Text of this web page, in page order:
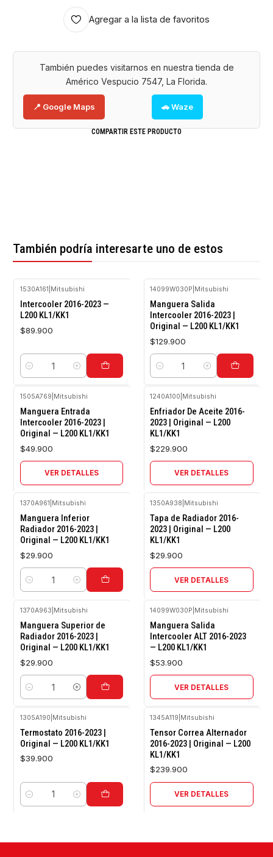
Agregar a la lista de favoritos
También puedes visitarnos en nuestra tienda de
Américo Vespucio 7547, La Florida.
📍 Google Maps 🚗 Waze
COMPARTIR ESTE PRODUCTO
También podría interesarte uno de estos
1530A161 Mitsubishi
Intercooler 2016-2023 —
L200 KL1/KK1
$89.900
Cantidad
14099W030P Mitsubishi
Manguera Salida
Intercooler 2016-2023 |
Original — L200 KL1/KK1
$129.900
Cantidad
1505A769 Mitsubishi
Manguera Entrada
Intercooler 2016-2023 |
Original — L200 KL1/KK1
$49.900
VER DETALLES
1240A100 Mitsubishi
Enfriador De Aceite 2016-
2023 | Original — L200
KL1/KK1
$229.900
VER DETALLES
1370A961 Mitsubishi
Manguera Inferior
Radiador 2016-2023 |
Original — L200 KL1/KK1
$29.900
Cantidad
1350A938 Mitsubishi
Tapa de Radiador 2016-
2023 | Original — L200
KL1/KK1
$29.900
VER DETALLES
1370A963 Mitsubishi
Manguera Superior de
Radiador 2016-2023 |
Original — L200 KL1/KK1
$29.900
Cantidad
14099W030P Mitsubishi
Manguera Salida
Intercooler ALT 2016-2023
— L200 KL1/KK1
$53.900
VER DETALLES
1305A190 Mitsubishi
Termostato 2016-2023 |
Original — L200 KL1/KK1
$39.900
Cantidad
1345A119 Mitsubishi
Tensor Correa Alternador
2016-2023 | Original — L200
KL1/KK1
$239.900
VER DETALLES